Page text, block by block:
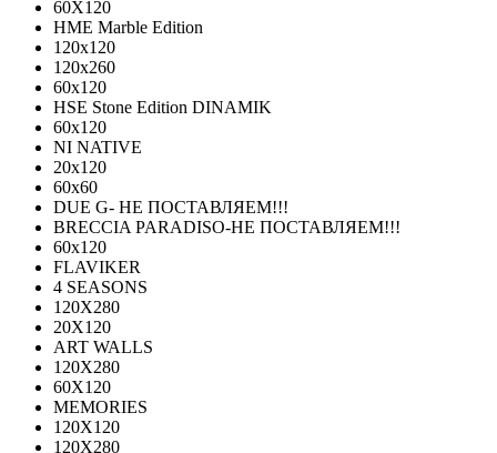
60Х120
HME Marble Edition
120x120
120x260
60x120
HSE Stone Edition DINAMIK
60x120
NI NATIVE
20х120
60х60
DUE G- НЕ ПОСТАВЛЯЕМ!!!
BRECCIA PARADISO-НЕ ПОСТАВЛЯЕМ!!!
60х120
FLAVIKER
4 SEASONS
120Х280
20X120
ART WALLS
120Х280
60Х120
MEMORIES
120X120
120X280